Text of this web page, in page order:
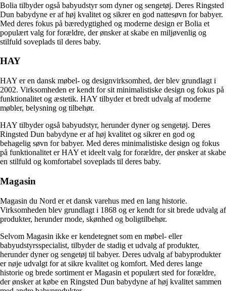
Bolia tilbyder også babyudstyr som dyner og sengetøj. Deres Ringsted
Dun babydyne er af høj kvalitet og sikrer en god nattesøvn for babyer.
Med deres fokus på bæredygtighed og moderne design er Bolia et
populært valg for forældre, der ønsker at skabe en miljøvenlig og
stilfuld soveplads til deres baby.
HAY
HAY er en dansk møbel- og designvirksomhed, der blev grundlagt i
2002. Virksomheden er kendt for sit minimalistiske design og fokus på
funktionalitet og æstetik. HAY tilbyder et bredt udvalg af moderne
møbler, belysning og tilbehør.
HAY tilbyder også babyudstyr, herunder dyner og sengetøj. Deres
Ringsted Dun babydyne er af høj kvalitet og sikrer en god og
behagelig søvn for babyer. Med deres minimalistiske design og fokus
på funktionalitet er HAY et ideelt valg for forældre, der ønsker at skabe
en stilfuld og komfortabel soveplads til deres baby.
Magasin
Magasin du Nord er et dansk varehus med en lang historie.
Virksomheden blev grundlagt i 1868 og er kendt for sit brede udvalg af
produkter, herunder mode, skønhed og boligtilbehør.
Selvom Magasin ikke er kendetegnet som en møbel- eller
babyudstyrsspecialist, tilbyder de stadig et udvalg af produkter,
herunder dyner og sengetøj til babyer. Deres udvalg af babyprodukter
er nøje udvalgt for at sikre kvalitet og komfort. Med deres lange
historie og brede sortiment er Magasin et populært sted for forældre,
der ønsker at købe en Ringsted Dun babydyne af høj kvalitet sammen